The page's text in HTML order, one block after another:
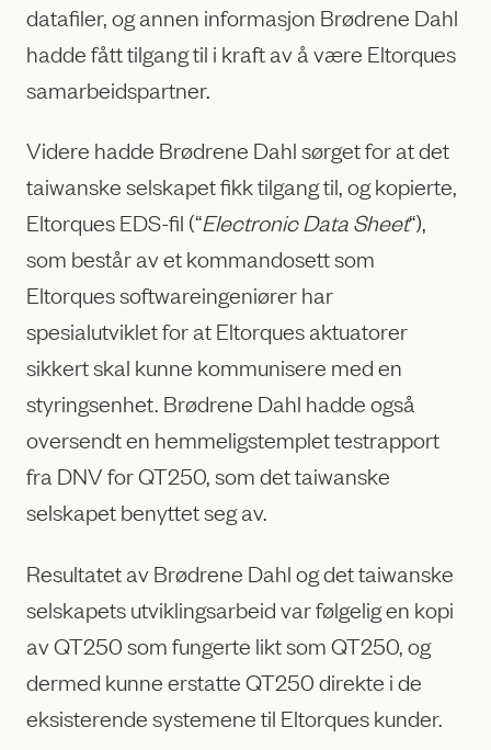
datafiler, og annen informasjon Brødrene Dahl
hadde fått tilgang til i kraft av å være Eltorques
samarbeidspartner.
Videre hadde Brødrene Dahl sørget for at det
taiwanske selskapet fikk tilgang til, og kopierte,
Eltorques EDS-fil (“Electronic Data Sheet“),
som består av et kommandosett som
Eltorques softwareingeniører har
spesialutviklet for at Eltorques aktuatorer
sikkert skal kunne kommunisere med en
styringsenhet. Brødrene Dahl hadde også
oversendt en hemmeligstemplet testrapport
fra DNV for QT250, som det taiwanske
selskapet benyttet seg av.
Resultatet av Brødrene Dahl og det taiwanske
selskapets utviklingsarbeid var følgelig en kopi
av QT250 som fungerte likt som QT250, og
dermed kunne erstatte QT250 direkte i de
eksisterende systemene til Eltorques kunder.